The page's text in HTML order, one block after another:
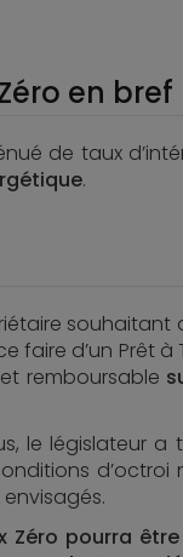
en bref
de taux
.
d’un Prêt à
remboursable
le législateur
Zéro pourra